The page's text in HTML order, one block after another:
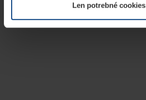
našej webovej stránky.Len potrebné cookies